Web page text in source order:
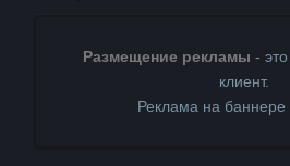
Размещение рекламы -
клиент.
Реклама на баннере